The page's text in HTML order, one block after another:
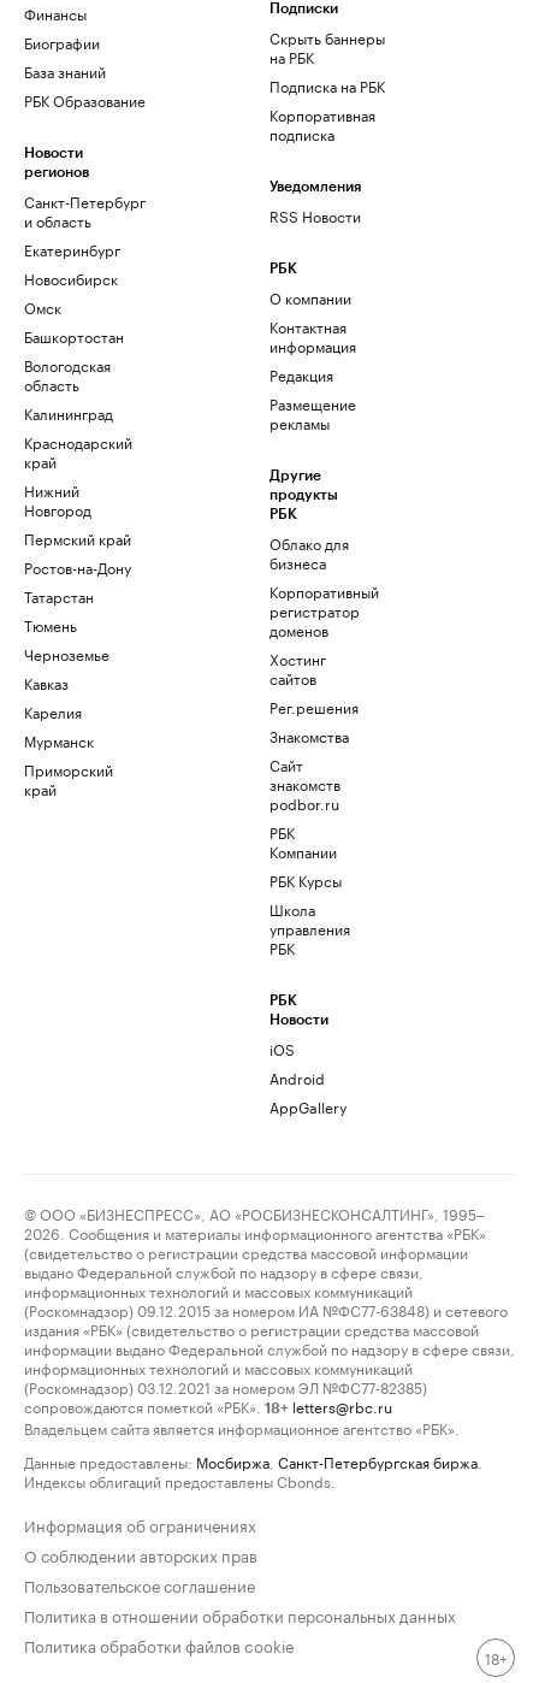
Финансы
Биографии
База знаний
РБК Образование
Новости
регионов
Санкт-Петербург
и область
Екатеринбург
Новосибирск
Омск
Башкортостан
Вологодская
область
Калининград
Краснодарский
край
Нижний
Новгород
Пермский край
Ростов-на-Дону
Татарстан
Тюмень
Черноземье
Кавказ
Карелия
Мурманск
Приморский
край
Подписки
Скрыть баннеры
на РБК
Подписка на РБК
Корпоративная
подписка
Уведомления
RSS Новости
РБК
О компании
Контактная
информация
Редакция
Размещение
рекламы
Другие
продукты
РБК
Облако для
бизнеса
Корпоративный
регистратор
доменов
Хостинг
сайтов
Рег.решения
Знакомства
Сайт
знакомств
podbor.ru
РБК
Компании
РБК Курсы
Школа
управления
РБК
РБК
Новости
iOS
Android
AppGallery
© ООО «БИЗНЕСПРЕСС», АО «РОСБИЗНЕСКОНСАЛТИНГ», 1995–
2026. Сообщения и материалы информационного агентства «РБК»
(свидетельство о регистрации средства массовой информации
выдано Федеральной службой по надзору в сфере связи,
информационных технологий и массовых коммуникаций
(Роскомнадзор) 09.12.2015 за номером ИА №ФС77-63848) и сетевого
издания «РБК» (свидетельство о регистрации средства массовой
информации выдано Федеральной службой по надзору в сфере связи,
информационных технологий и массовых коммуникаций
(Роскомнадзор) 03.12.2021 за номером ЭЛ №ФС77-82385)
сопровождаются пометкой «РБК».
18+ letters@rbc.ru
Владельцем сайта является информационное агентство «РБК».
Данные предоставлены: Мосбиржа Санкт-Петербургская биржа
Индексы облигаций предоставлены Cbonds.
Информация об ограничениях
О соблюдении авторских прав
Пользовательское соглашение
Политика в отношении обработки персональных данных
Политика обработки файлов cookie
18+